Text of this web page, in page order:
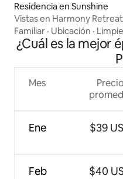
Residencia en Sunshine
Vistas en Harmony
Familiar · Ubicación ·
¿Cuál es la mejor
Mes
Ene
Feb
Precio
$39
$40